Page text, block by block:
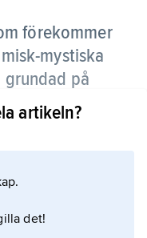
förekommer
mystiska
på
författaren
armar med en
att själen
artikeln?
det!